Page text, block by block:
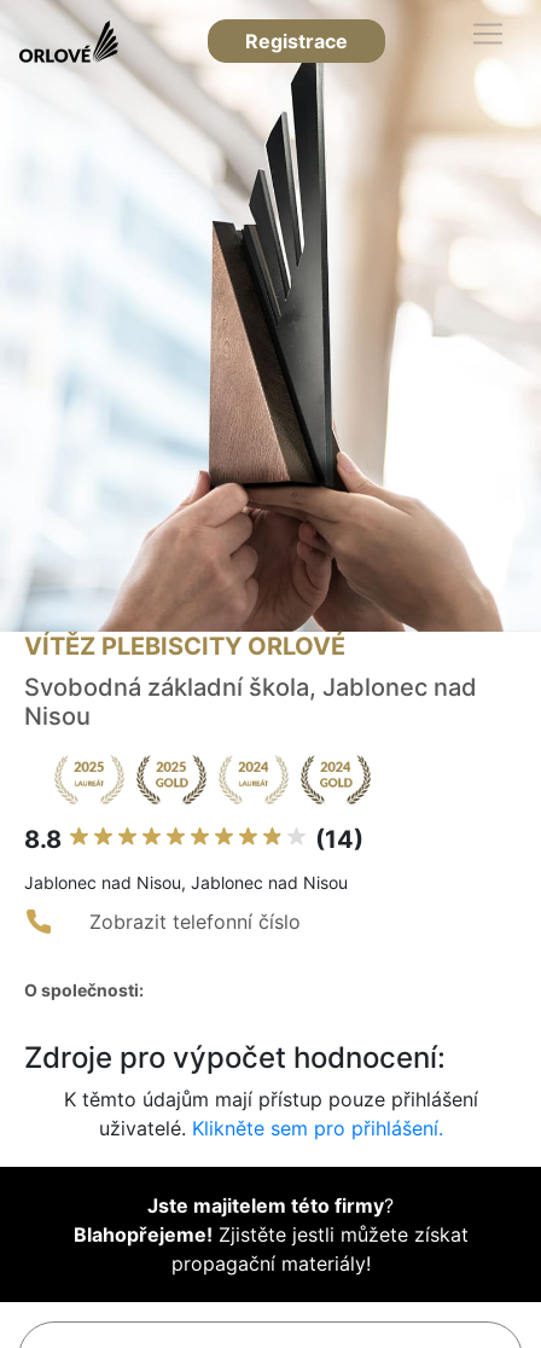
Registrace
VÍTĚZ PLEBISCITY ORLOVÉ
Svobodná základní škola, Jablonec nad
Nisou
8.8 (14)
Jablonec nad Nisou, Jablonec nad Nisou
Zobrazit telefonní číslo
O společnosti:
Zdroje pro výpočet hodnocení:
K těmto údajům mají přístup pouze přihlášení
uživatelé. Klikněte sem pro přihlášení.
Jste majitelem této firmy?
Blahopřejeme! Zjistěte jestli můžete získat
propagační materiály!